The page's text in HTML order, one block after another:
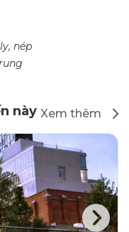
nép
này Xem thêm